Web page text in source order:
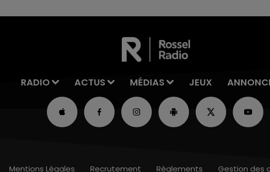
RADIO ACTUS MÉDIAS JEUX
Mentions Légales Recrutement Règlements Gestion des